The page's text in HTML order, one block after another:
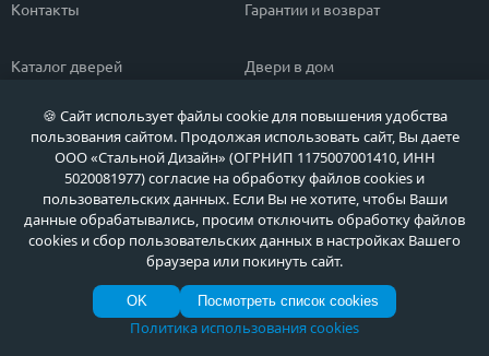
Контакты
Гарантии и возврат
Каталог дверей
Популярные двери
Быстрый подбор двери
Двери класса ЭКОНОМ
Двери в дом
Двери в квартиру
Тамбурные двери
Противопожарные двери
Политика обработки персональных данных
Политика обработки файлов Cookie
© МЕТА ДВЕРИ, Входные металлические двери в Москве и Московской области
по выгодным ценам, 2026 г.
🍪 Сайт использует файлы cookie для повышения удобства
пользования сайтом. Продолжая использовать сайт, Вы даете
ООО «Стальной Дизайн» (ОГРНИП 1175007001410, ИНН
5020081977) согласие на обработку файлов cookies и
пользовательских данных. Если Вы не хотите, чтобы Ваши
данные обрабатывались, просим отключить обработку файлов
cookies и сбор пользовательских данных в настройках Вашего
браузера или покинуть сайт.
OK Посмотреть список cookies
Политика использования cookies